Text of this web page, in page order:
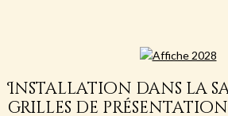
Installation dans la
grilles de présentation